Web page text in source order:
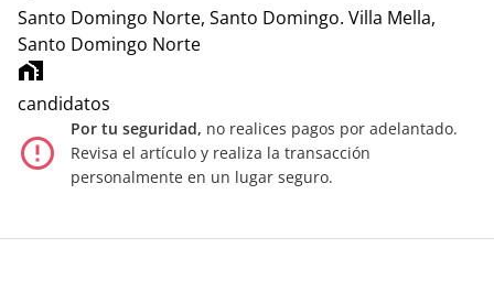
Santo Domingo Norte, Santo Domingo. Villa Mella,
Santo Domingo Norte
home_work
candidatos
error_outline
Por tu seguridad, no realices pagos por adelantado.
Revisa el artículo y realiza la transacción
personalmente en un lugar seguro.